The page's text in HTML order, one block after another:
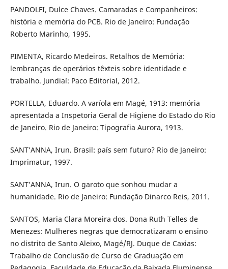
PANDOLFI, Dulce Chaves. Camaradas e Companheiros:
história e memória do PCB. Rio de Janeiro: Fundação
Roberto Marinho, 1995.
PIMENTA, Ricardo Medeiros. Retalhos de Memória:
lembranças de operários têxteis sobre identidade e
trabalho. Jundiaí: Paco Editorial, 2012.
PORTELLA, Eduardo. A varíola em Magé, 1913: memória
apresentada a Inspetoria Geral de Higiene do Estado do Rio
de Janeiro. Rio de Janeiro: Tipografia Aurora, 1913.
SANT’ANNA, Irun. Brasil: país sem futuro? Rio de Janeiro:
Imprimatur, 1997.
SANT’ANNA, Irun. O garoto que sonhou mudar a
humanidade. Rio de Janeiro: Fundação Dinarco Reis, 2011.
SANTOS, Maria Clara Moreira dos. Dona Ruth Telles de
Menezes: Mulheres negras que democratizaram o ensino
no distrito de Santo Aleixo, Magé/RJ. Duque de Caxias:
Trabalho de Conclusão de Curso de Graduação em